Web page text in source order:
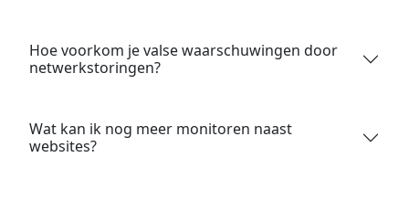
Hoe voorkom je valse waarschuwingen door
netwerkstoringen?
Wat kan ik nog meer monitoren naast
websites?